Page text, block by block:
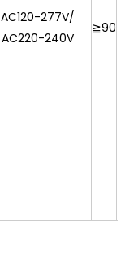
AC120-277V/
AC220-240V
≧90